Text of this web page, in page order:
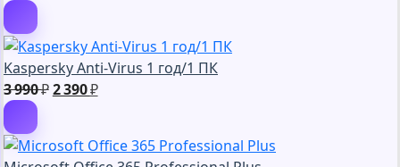
4
590 ₽.
990 ₽.
Kaspersky Anti-Virus 1 год/1 ПК
3 990₽Первоначальная
3
2 390₽Текущая
390 ₽.